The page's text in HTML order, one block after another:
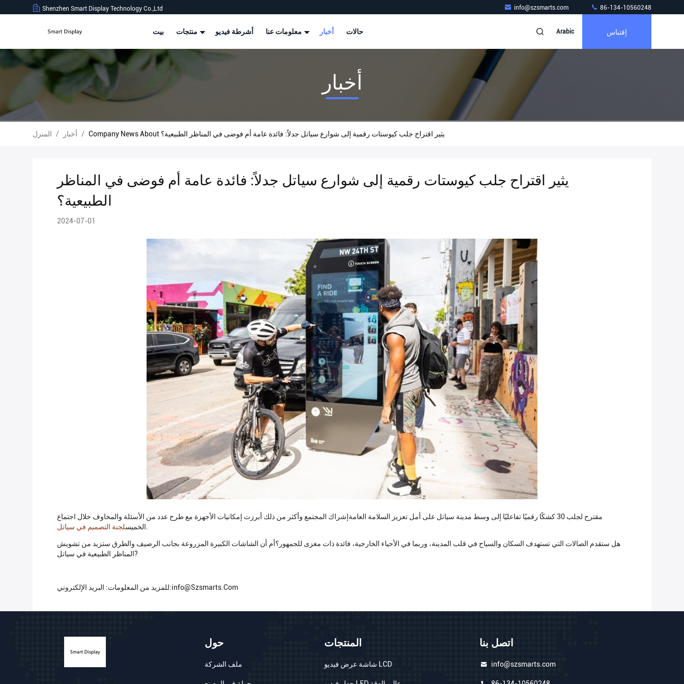
Shenzhen Smart Display Technology Co.,Ltd info@szsmarts.com 86-134-10560248
بيت أشرطة فيديو أخبار حالات Arabic إقتباس
أخبار
المنزل / أخبار / Company News About يثير اقتراح جلب كيوستات رقمية إلى شوارع سياتل جدلاً: فائدة عامة أم فوضى في المناظر الطبيعية؟
يثير اقتراح جلب كيوستات رقمية إلى شوارع سياتل جدلاً: فائدة عامة أم فوضى في المناظر
الطبيعية؟
2024-07-01
مقترح لجلب 30 كشكًا رقميًا تفاعليًا إلى وسط مدينة سياتل على أمل تعزيز السلامة العامةإشراك المجتمع وأكثر من ذلك أبرزت إمكانيات الأجهزة مع طرح عدد من الأسئلة والمخاوف خلال اجتماع
الخميسلجنة التصميم في سياتل
هل ستقدم الصالات التي تستهدف السكان والسياح في قلب المدينة، وربما في الأحياء الخارجية، فائدة ذات مغزى للجمهور؟أم أن الشاشات الكبيرة المزروعة بجانب الرصيف والطرق ستزيد من تشويش
المناظر الطبيعية في سياتل?
للمزيد من المعلومات: البريد الإلكتروني:info@szsmarts.com
حول
ملف الشركة
المنتجات
شاشة عرض فيديو LCD
اتصل بنا
info@szsmarts.com